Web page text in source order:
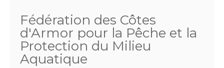
Fédération des Côtes
d'Armor pour la Pêche et la
Protection du Milieu
Aquatique